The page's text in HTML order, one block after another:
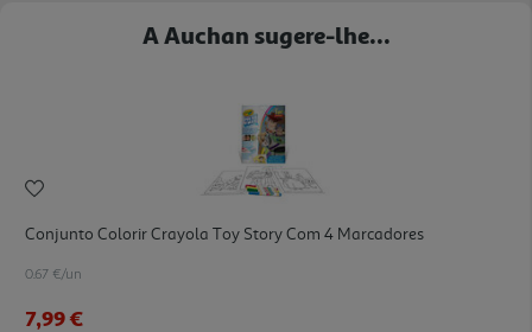
A Auchan sugere-lhe...
Conjunto Colorir Crayola Toy Story Com 4 Marcadores
0.67 €/un
7,99 €